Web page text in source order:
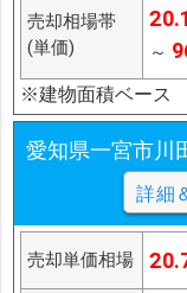
売却相場帯
(単価)
20.1
～
※建物面積ベース
愛知県一宮市川
詳細
売却単価相場